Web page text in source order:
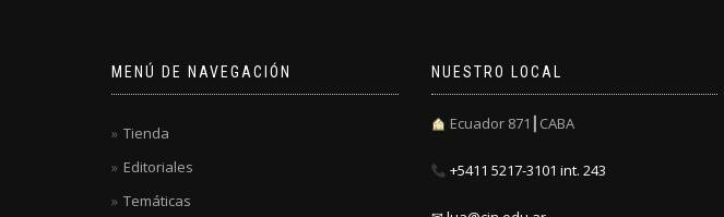
MENÚ DE NAVEGACIÓN
Tienda
Editoriales
Temáticas
NUESTRO LOCAL
Ecuador 871┃CABA
+5411 5217-3101 int. 243